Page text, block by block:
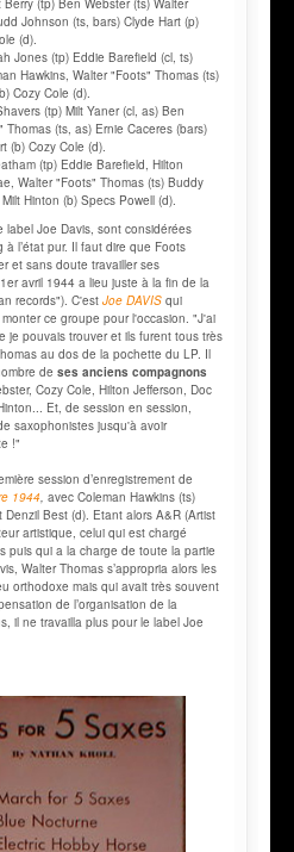
Johnson (ts, bars) Clyde Hart (p)
(d).
Jones (tp) Eddie Barefield (cl, ts)
Hawkins, Walter "Foots" Thomas (ts)
Cozy Cole (d).
(tp) Milt Yaner (cl, as) Ben
Thomas (ts, as) Ernie Caceres (bars)
(b) Cozy Cole (d).
(tp) Eddie Barefield, Hilton
Walter "Foots" Thomas (ts) Buddy
Hinton (b) Specs Powell (d).
label Joe Davis, sont considérées
l’état pur. Il faut dire que Foots
et sans doute travailler ses
avril 1944 a lieu juste à la fin de la
records"). C'est Joe DAVIS qui
ce groupe pour l'occasion. "J'ai
je pouvais trouver et ils furent tous très
au dos de la pochette du LP. Il
de ses anciens compagnons
Cozy Cole, Hilton Jefferson, Doc
Et, de session en session,
saxophonistes jusqu'à avoir
!"
session d’enregistrement de
1944 avec Coleman Hawkins (ts)
Best (d). Etant alors A&R (Artist
artistique, celui qui est chargé
puis qui a la charge de toute la partie
Walter Thomas s’appropria alors les
orthodoxe mais qui avait très souvent
de l’organisation de la
il ne travailla plus pour le label Joe